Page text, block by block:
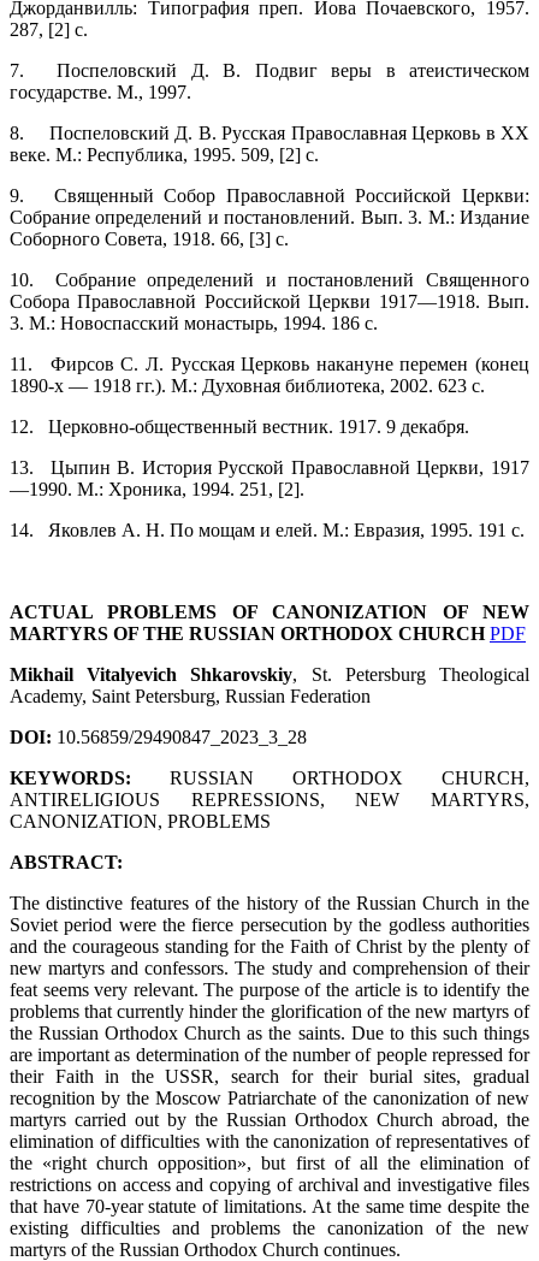
Джорданвилль: Типография преп. Иова Почаевского, 1957.
287, [2] с.
7.
Поспеловский Д. В. Подвиг веры в атеистическом
государстве. М., 1997.
8.
Поспеловский Д. В. Русская Православная Церковь в XX
веке. М.: Республика, 1995. 509, [2] с.
9.
Священный Собор Православной Российской Церкви:
Собрание определений и постановлений. Вып. 3. М.: Издание
Соборного Совета, 1918. 66, [3] с.
10.
Собрание определений и постановлений Священного
Собора Православной Российской Церкви 1917—1918. Вып.
3. М.: Новоспасский монастырь, 1994. 186 с.
11.
Фирсов С. Л. Русская Церковь накануне перемен (конец
1890-х — 1918 гг.). М.: Духовная библиотека, 2002. 623 с.
12.
Церковно-общественный вестник. 1917. 9 декабря.
13.
Цыпин В. История Русской Православной Церкви, 1917
—1990. М.: Хроника, 1994. 251, [2].
14.
Яковлев А. Н. По мощам и елей. М.: Евразия, 1995. 191 с.
ACTUAL PROBLEMS OF CANONIZATION OF NEW
MARTYRS OF THE RUSSIAN ORTHODOX CHURCH PDF
Mikhail Vitalyevich Shkarovskiy, St. Petersburg Theological
Academy, Saint Petersburg, Russian Federation
DOI: 10.56859/29490847_2023_3_28
KEYWORDS: RUSSIAN ORTHODOX CHURCH,
ANTIRELIGIOUS REPRESSIONS, NEW MARTYRS,
CANONIZATION, PROBLEMS
ABSTRACT:
The distinctive features of the history of the Russian Church in the
Soviet period were the fierce persecution by the godless authorities
and the courageous standing for the Faith of Christ by the plenty of
new martyrs and confessors. The study and comprehension of their
feat seems very relevant. The purpose of the article is to identify the
problems that currently hinder the glorification of the new martyrs of
the Russian Orthodox Church as the saints. Due to this such things
are important as determination of the number of people repressed for
their Faith in the USSR, search for their burial sites, gradual
recognition by the Moscow Patriarchate of the canonization of new
martyrs carried out by the Russian Orthodox Church abroad, the
elimination of difficulties with the canonization of representatives of
the «right church opposition», but first of all the elimination of
restrictions on access and copying of archival and investigative files
that have 70-year statute of limitations. At the same time despite the
existing difficulties and problems the canonization of the new
martyrs of the Russian Orthodox Church continues.